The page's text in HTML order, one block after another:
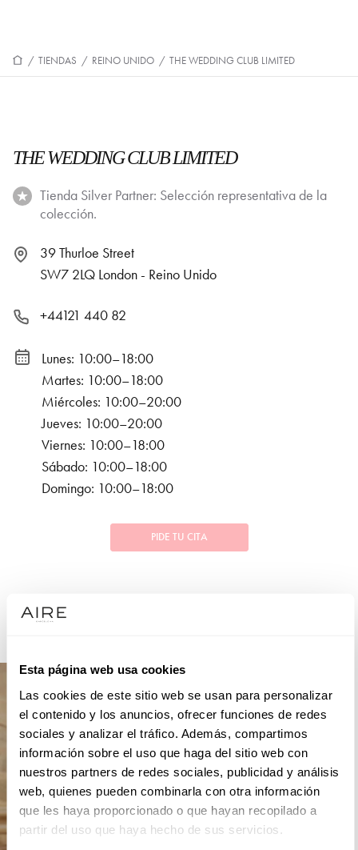
Esta página web usa cookies
Las cookies de este sitio web se usan para personalizar
el contenido y los anuncios, ofrecer funciones de redes
sociales y analizar el tráfico. Además, compartimos
información sobre el uso que haga del sitio web con
nuestros partners de redes sociales, publicidad y análisis
web, quienes pueden combinarla con otra información
que les haya proporcionado o que hayan recopilado a
partir del uso que haya hecho de sus servicios.
/ TIENDAS / REINO UNIDO / THE WEDDING CLUB LIMITED
THE WEDDING CLUB LIMITED
Tienda Silver Partner: Selección representativa de la
colección.
39 Thurloe Street
SW7 2LQ London - Reino Unido
+44121 440 82
Lunes: 10:00–18:00
Martes: 10:00–18:00
Miércoles: 10:00–20:00
Jueves: 10:00–20:00
Viernes: 10:00–18:00
Sábado: 10:00–18:00
Domingo: 10:00–18:00
PIDE TU CITA
COLECCIONES